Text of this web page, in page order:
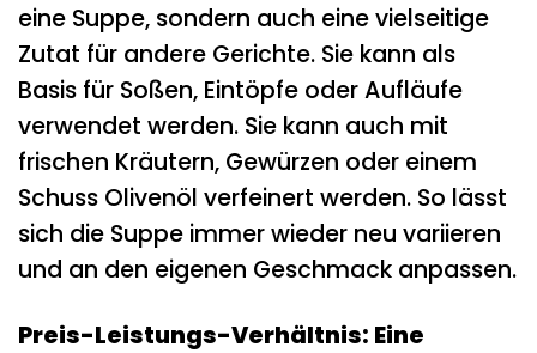
eine Suppe, sondern auch eine vielseitige
Zutat für andere Gerichte. Sie kann als
Basis für Soßen, Eintöpfe oder Aufläufe
verwendet werden. Sie kann auch mit
frischen Kräutern, Gewürzen oder einem
Schuss Olivenöl verfeinert werden. So lässt
sich die Suppe immer wieder neu variieren
und an den eigenen Geschmack anpassen.
Preis-Leistungs-Verhältnis: Eine